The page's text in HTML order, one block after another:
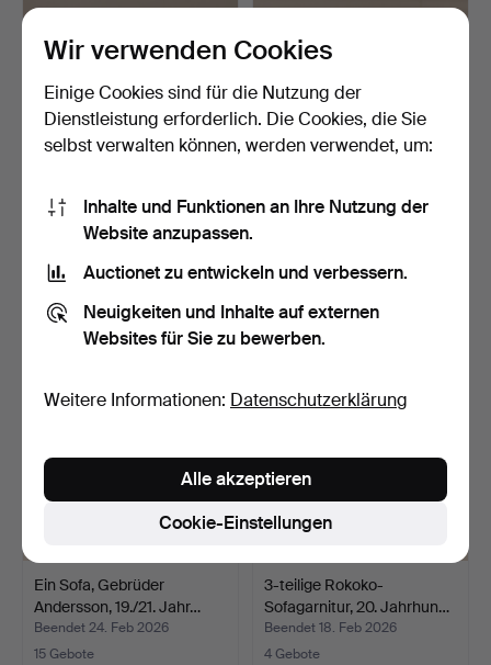
Ein Sofa, möglicherweise
Dux, 20. Jahrhund…
9 Gebote
69 USD
SVEN LARSSON. Eine
349 USD
Ein Sofa, Gebrüder
Andersson, 19./21. Jahr…
Beendet 24. Feb 2026
15 Gebote
3-teilige Rokoko-
Sofagarnitur, 20. Jahrhun…
Beendet 18. Feb 2026
4 Gebote
Wir verwenden Cookies
Einige Cookies sind für die Nutzung der
Dienstleistung erforderlich. Die Cookies, die Sie
selbst verwalten können, werden verwendet, um:
Inhalte und Funktionen an Ihre Nutzung der
Website anzupassen.
Auctionet zu entwickeln und verbessern.
Neuigkeiten und Inhalte auf externen
Websites für Sie zu bewerben.
Weitere Informationen: Datenschutzerklärung
Cookie-Einstellungen
Alle akzeptieren